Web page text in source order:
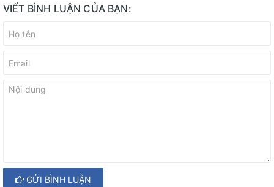
VIẾT BÌNH LUẬN CỦA BẠN:
GỬI BÌNH LUẬN